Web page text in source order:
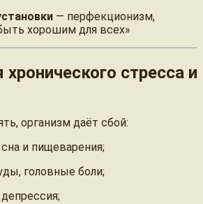
— перфекционизм,
хорошим для всех»
стресса и
организм даёт сбой:
и пищеварения;
головные боли;